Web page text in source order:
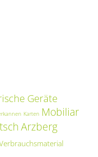
Geräte
Karten Mobiliar
Arzberg